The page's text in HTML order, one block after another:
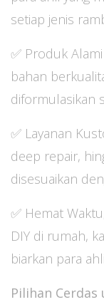
setiap jenis
✅ Produk
bahan
diformulasikan
✅ Layanan
deep repair,
disesuaikan
✅ Hemat
DIY di rumah,
biarkan para
Pilihan